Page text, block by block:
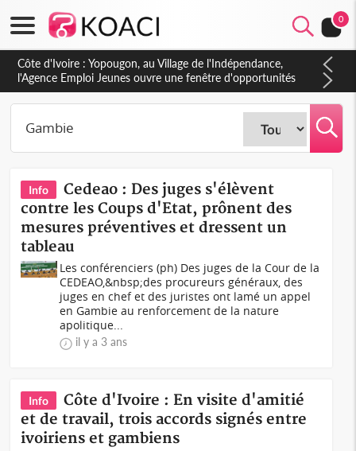
0
Côte d'Ivoire : CHU de Treichville, après la fronde, les agents
contractuels obtiennent un accord avec la direction sur les
arriérés du SMIG 2023
Info
Cedeao : Des juges s'élèvent
contre les Coups d'Etat, prônent des
mesures préventives et dressent un
tableau
Les conférenciers (ph) Des juges de la Cour de la
CEDEAO,&nbsp;des procureurs généraux, des
juges en chef et des juristes ont lamé un appel
en Gambie au renforcement de la nature
apolitique...
il y a 3 ans
Info
Côte d'Ivoire : En visite d'amitié
et de travail, trois accords signés entre
ivoiriens et gambiens